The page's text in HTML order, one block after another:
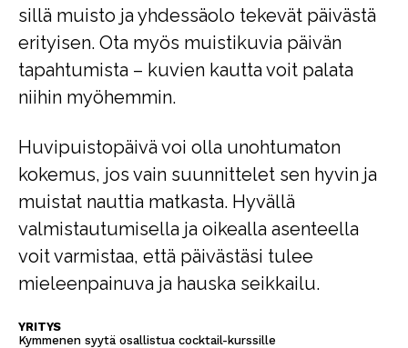
sillä muisto ja yhdessäolo tekevät päivästä
erityisen. Ota myös muistikuvia päivän
tapahtumista – kuvien kautta voit palata
niihin myöhemmin.
Huvipuistopäivä voi olla unohtumaton
kokemus, jos vain suunnittelet sen hyvin ja
muistat nauttia matkasta. Hyvällä
valmistautumisella ja oikealla asenteella
voit varmistaa, että päivästäsi tulee
mieleenpainuva ja hauska seikkailu.
Kymmenen syytä osallistua cocktail-kurssille
YRITYS